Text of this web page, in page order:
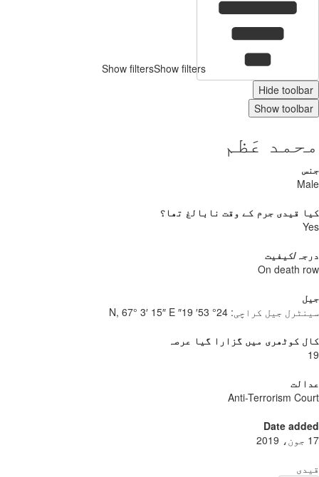
Show filtersShow filters
Hide
Show
عَظم
قیدی جرم کے وقت نابالغ تھا؟
کیفیت
On death
جیل کراچی:24° 53′ 19″ N, 67° 3′ 15″ E
کوٹھری میں گزارا گیا عرصہ
Anti-Terrorism
Date